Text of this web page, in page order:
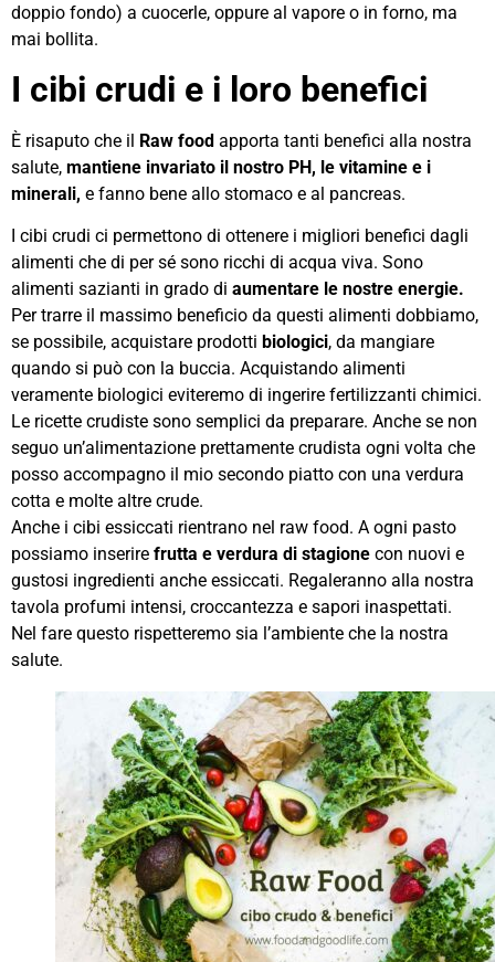
doppio fondo) a cuocerle, oppure al vapore o in forno, ma
mai bollita.
I cibi crudi e i loro benefici
È risaputo che il Raw food apporta tanti benefici alla nostra
salute, mantiene invariato il nostro PH, le vitamine e i
minerali, e fanno bene allo stomaco e al pancreas.
I cibi crudi ci permettono di ottenere i migliori benefici dagli
alimenti che di per sé sono ricchi di acqua viva. Sono
alimenti sazianti in grado di aumentare le nostre energie.
Per trarre il massimo beneficio da questi alimenti dobbiamo,
se possibile, acquistare prodotti biologici, da mangiare
quando si può con la buccia. Acquistando alimenti
veramente biologici eviteremo di ingerire fertilizzanti chimici.
Le ricette crudiste sono semplici da preparare. Anche se non
seguo un’alimentazione prettamente crudista ogni volta che
posso accompagno il mio secondo piatto con una verdura
cotta e molte altre crude.
Anche i cibi essiccati rientrano nel raw food. A ogni pasto
possiamo inserire frutta e verdura di stagione con nuovi e
gustosi ingredienti anche essiccati. Regaleranno alla nostra
tavola profumi intensi, croccantezza e sapori inaspettati.
Nel fare questo rispetteremo sia l’ambiente che la nostra
salute.